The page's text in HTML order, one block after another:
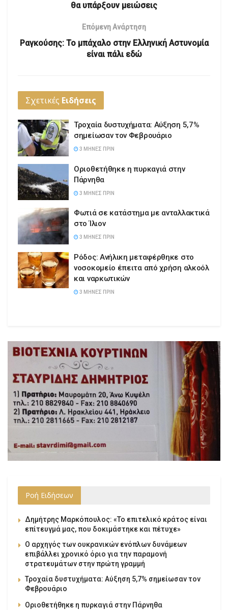
θα υπάρξουν μειώσεις
Επόμενη Ανάρτηση
Ραγκούσης: Το μπάχαλο στην Ελληνική Αστυνομία
είναι πάλι εδώ
Σχετικές Ειδήσεις
Τροχαία δυστυχήματα: Αύξηση 5,7%
σημείωσαν τον Φεβρουάριο
3 ΜΉΝΕΣ ΠΡΙΝ
Οριοθετήθηκε η πυρκαγιά στην
Πάρνηθα
3 ΜΉΝΕΣ ΠΡΙΝ
Φωτιά σε κατάστημα με ανταλλακτικά
στο Ίλιον
3 ΜΉΝΕΣ ΠΡΙΝ
Ρόδος: Ανήλικη μεταφέρθηκε στο
νοσοκομείο έπειτα από χρήση αλκοόλ
και ναρκωτικών
3 ΜΉΝΕΣ ΠΡΙΝ
Ροή Ειδήσεων
Δημήτρης Μαρκόπουλος: «Το επιτελικό κράτος είναι
επίτευγμά μας, που δοκιμάστηκε και πέτυχε»
Ο αρχηγός των ουκρανικών ενόπλων δυνάμεων
επιβάλλει χρονικό όριο για την παραμονή
στρατευμάτων στην πρώτη γραμμή
Τροχαία δυστυχήματα: Αύξηση 5,7% σημείωσαν τον
Φεβρουάριο
Οριοθετήθηκε η πυρκαγιά στην Πάρνηθα